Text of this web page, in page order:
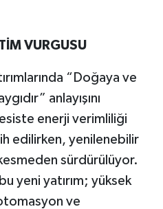
VURGUSU
“Doğaya ve
anlayışını
enerji verimliliği
edilirken, yenilenebilir
kesmeden sürdürülüyor.
yeni yatırım; yüksek
ve